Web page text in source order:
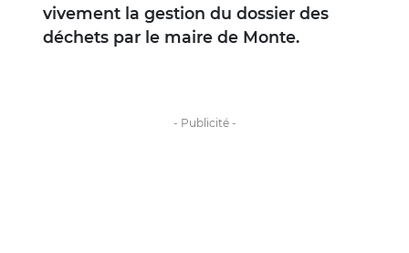
vivement la gestion du dossier des
déchets par le maire de Monte.